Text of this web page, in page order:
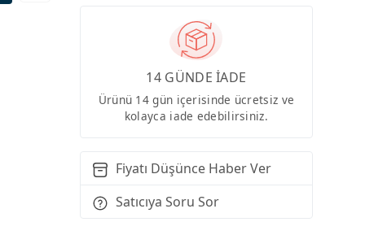
14 GÜNDE İADE
Ürünü 14 gün içerisinde ücretsiz ve
kolayca iade edebilirsiniz.
Fiyatı Düşünce Haber Ver
Satıcıya Soru Sor